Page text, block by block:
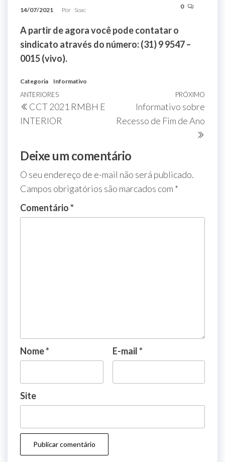
14/07/2021 Por Soac 0
A partir de agora você pode contatar o
sindicato através do número: (31) 9 9547 –
0015 (vivo).
Categoria Informativo
ANTERIORES
CCT 2021 RMBH E
INTERIOR
PRÓXIMO
Informativo sobre
Recesso de Fim de Ano
Deixe um comentário
O seu endereço de e-mail não será publicado.
Campos obrigatórios são marcados com *
Comentário*
Nome* E-mail*
Site